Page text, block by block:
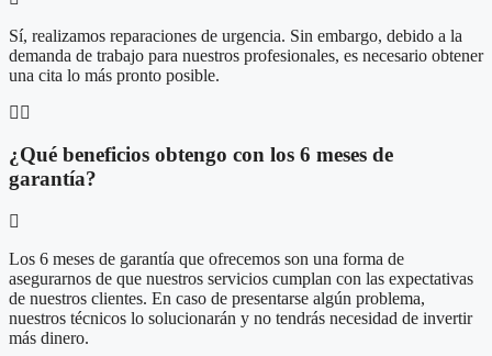
Sí, realizamos reparaciones de urgencia. Sin embargo, debido a la
demanda de trabajo para nuestros profesionales, es necesario obtener
una cita lo más pronto posible.
¿Qué beneficios obtengo con los 6 meses de
garantía?
Los 6 meses de garantía que ofrecemos son una forma de
asegurarnos de que nuestros servicios cumplan con las expectativas
de nuestros clientes. En caso de presentarse algún problema,
nuestros técnicos lo solucionarán y no tendrás necesidad de invertir
más dinero.